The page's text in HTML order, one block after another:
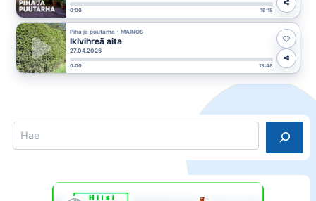
0:00 16:18
Piha ja puutarha - MAINOS
Ikivihreä aita
27.04.2026
0:00 13:48